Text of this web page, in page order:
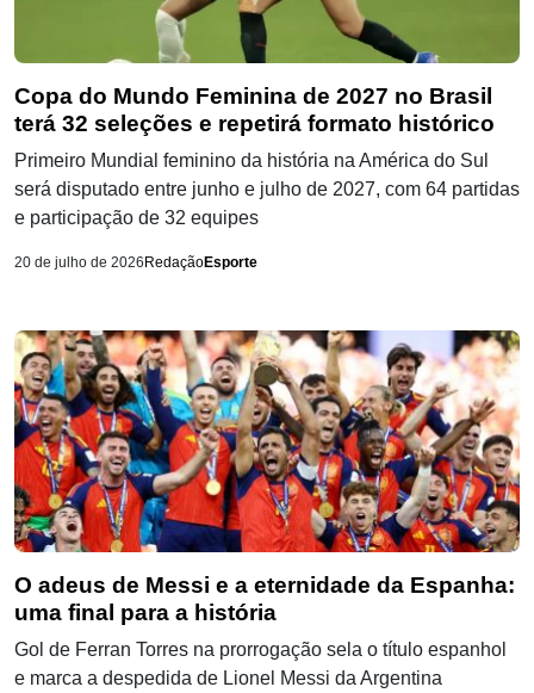
Copa do Mundo Feminina de 2027 no Brasil
terá 32 seleções e repetirá formato histórico
Primeiro Mundial feminino da história na América do Sul
será disputado entre junho e julho de 2027, com 64 partidas
e participação de 32 equipes
20 de julho de 2026 RedaçãoEsporte
O adeus de Messi e a eternidade da Espanha:
uma final para a história
Gol de Ferran Torres na prorrogação sela o título espanhol
e marca a despedida de Lionel Messi da Argentina